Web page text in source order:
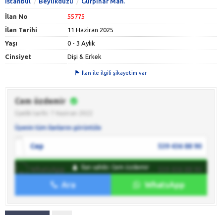
İlan No
55775
İlan Tarihi
11 Haziran 2025
Yaşı
0 - 3 Aylık
Cinsiyet
Dişi & Erkek
İlan ile ilgili şikayetim var
Cem özdemir
Üyenin tüm ilanlarını görüntüle
Cep 539 436 88 90
WhatsApp
İlan sahibine mesaj gönder
İlan sahibi: Cem özdemir
Ara WhatsApp